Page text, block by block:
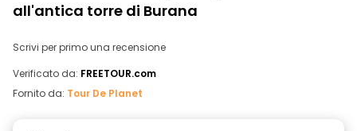
all'antica torre di Burana
Scrivi per primo una recensione
Verificato da: FREETOUR.com
Fornito da: Tour De Planet